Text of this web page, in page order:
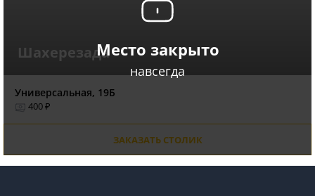
Место закрыто
навсегда
Шахерезада
Универсальная, 19Б
400 ₽
ЗАКАЗАТЬ СТОЛИК